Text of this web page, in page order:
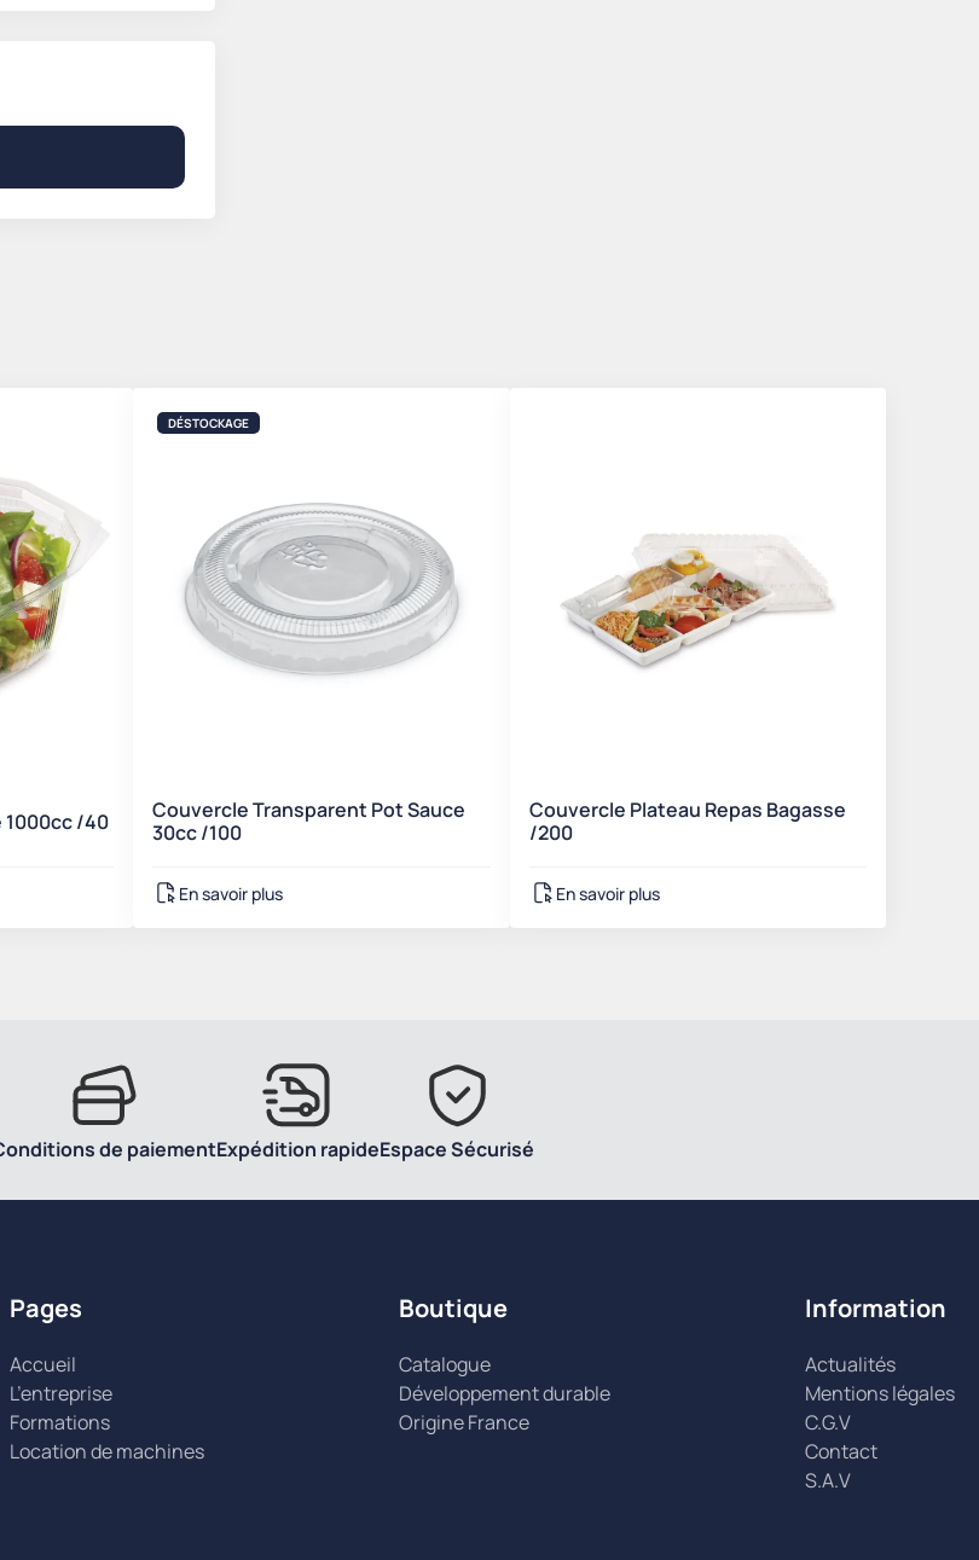
1000cc /40
DÉSTOCKAGE
Couvercle Transparent Pot Sauce
30cc /100
En savoir plus
Couvercle Plateau Repas Bagasse
/200
En savoir plus
de paiementExpédition rapideEspace Sécurisé
Pages
Accueil
L’entreprise
Formations
Location de machines
Boutique
Catalogue
Développement durable
Origine France
Information
Actualités
Mentions légales
C.G.V
Contact
S.A.V